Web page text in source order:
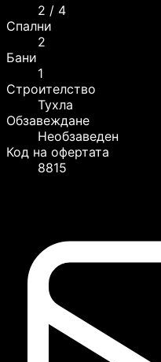
2 / 4
Спални
2
Бани
1
Строителство
Тухла
Обзавеждане
Необзаведен
Код на офертата
8815